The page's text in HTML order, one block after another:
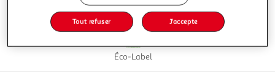
Éco-Label
Tout refuser J'accepte